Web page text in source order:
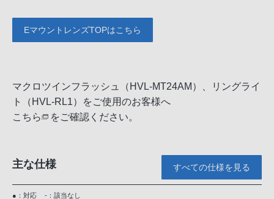
EマウントレンズTOPはこちら
マクロツインフラッシュ（HVL-MT24AM）、リングライ
ト（HVL-RL1）をご使用のお客様へ
こちら
をご確認ください。
主な仕様 すべての仕様を見る
●：対応 -：該当なし